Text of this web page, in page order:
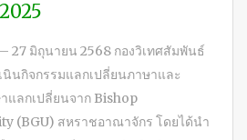
27 มิถุนายน 2568 กองวิเทศสัมพันธ์
นกิจกรรมแลกเปลี่ยนภาษาและ
ลกเปลี่ยนจาก Bishop
(BGU) สหราชอาณาจักร โดยได้นำ